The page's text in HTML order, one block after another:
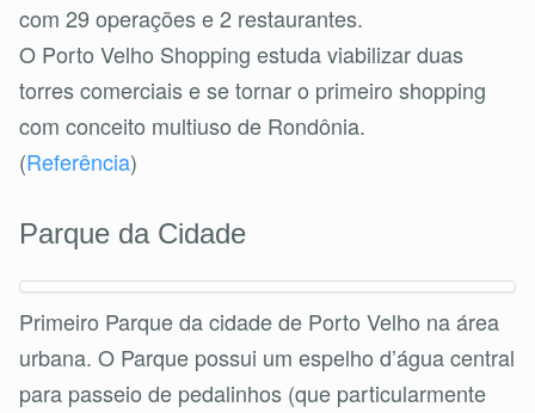
com 29 operações e 2 restaurantes.
O Porto Velho Shopping estuda viabilizar duas
torres comerciais e se tornar o primeiro shopping
com conceito multiuso de Rondônia.
(Referência)
Parque da Cidade
Primeiro Parque da cidade de Porto Velho na área
urbana. O Parque possui um espelho d’água central
para passeio de pedalinhos (que particularmente